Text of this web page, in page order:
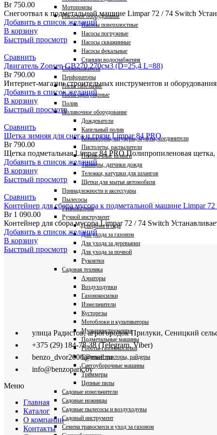
Мотопомпы
Насосное оборудование
Насосы поверхностные
Насосы погружные
Насосы скважинные
Насосы фекальные
Станции водоснабжения
Опрыскиватели
Перфораторы
Пилы сабельные
Пилы циркулярные
Полив
Поливочное оборудование
Дождеватели
Капельный полив
Коннекторы, штуцеры, муфты, соединители
Пистолеты, распылители
Поливочные шланги
Таймеры, датчики дождя
Тележки, катушки для шлангов
Щетки для мытья автомобиля
Принадлежности и аксессуары
Пылесосы
Ренноваторы
Ручной инструмент
Для дома и сада
Для ухода за газоном
Для ухода за деревьями
Для ухода за почвой
Рукоятки
Садовая техника
Аэраторы
Воздуходувки
Газонокосилки
Измельчители
Кусторезы
Мотоблоки и культиваторы
Мультиинструменты
Подметальные машины
Роботы-газонокосилки
Садовые тракторы, райдеры
Снегоуборочные машины
Триммеры
Цепные пилы
Садовые измельчители
Садовые ножницы
Садовые пылесосы и воздуходувы
Садовый инструмент
Семена травосмеси и уход за газоном
Br750.00
Снегоотвал к подметальной машине Limpar 72 / 74 Switch
Добавить в список желаний
В корзину
Быстрый просмотр
Сравнить
Двигатель Zonsen GB270 270см3 (D=25,4 L=88)
Br790.00
Интернет-магазин строительных инструментов и
Добавить в список желаний
В корзину
Быстрый просмотр
Сравнить
Щетка зимняя для снега и грязи Limpar 84 PRO
Br790.00
Щетка подметальная Limpar 84 PRO Полипропиленовая щетка,
Добавить в список желаний
В корзину
Быстрый просмотр
Сравнить
Контейнер для сбора мусора к подметальной машине Limpar
Br1 090.00
Контейнер для сбора мусора Limpar 72 / 74 Switch
Добавить в список желаний
В корзину
Быстрый просмотр
улица Радистов, агрогородок Прилуки, Сеницкий
+375 (29) 184-78-38 (Telegram, Viber)
benzo_dvor2000@mail.ru
info@benzopark.by
Меню
Главная
Каталог
О компании
Контакты